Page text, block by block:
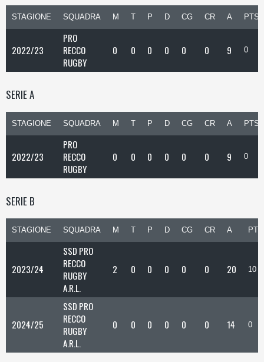
STAGIONE SQUADRA M T P D CG CR A PTS
2022/23
PRO
RECCO
RUGBY
0 0 0 0 0 0 9 0
SERIE A
STAGIONE SQUADRA M T P D CG CR A PTS
2022/23
PRO
RECCO
RUGBY
0 0 0 0 0 0 9 0
SERIE B
STAGIONE SQUADRA M T P D CG CR A PTS
2023/24
SSD PRO
RECCO
RUGBY
A.R.L.
2 0 0 0 0 0 20 10
2024/25
SSD PRO
RECCO
RUGBY
A.R.L.
0 0 0 0 0 0 14 0